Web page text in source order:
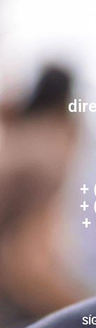
+
+
+